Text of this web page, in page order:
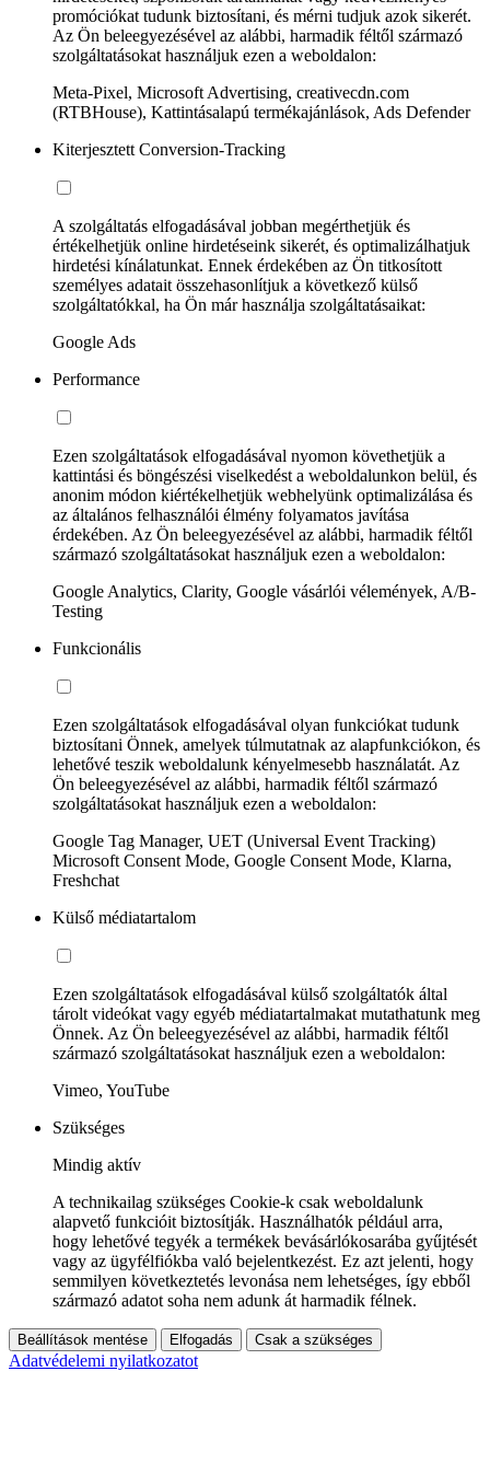
promóciókat tudunk biztosítani, és mérni tudjuk azok sikerét.
Az Ön beleegyezésével az alábbi, harmadik féltől származó
szolgáltatásokat használjuk ezen a weboldalon:
Meta-Pixel, Microsoft Advertising, creativecdn.com
(RTBHouse), Kattintásalapú termékajánlások, Ads Defender
Kiterjesztett Conversion-Tracking
A szolgáltatás elfogadásával jobban megérthetjük és
értékelhetjük online hirdetéseink sikerét, és optimalizálhatjuk
hirdetési kínálatunkat. Ennek érdekében az Ön titkosított
személyes adatait összehasonlítjuk a következő külső
szolgáltatókkal, ha Ön már használja szolgáltatásaikat:
Google Ads
Performance
Ezen szolgáltatások elfogadásával nyomon követhetjük a
kattintási és böngészési viselkedést a weboldalunkon belül, és
anonim módon kiértékelhetjük webhelyünk optimalizálása és
az általános felhasználói élmény folyamatos javítása
érdekében. Az Ön beleegyezésével az alábbi, harmadik féltől
származó szolgáltatásokat használjuk ezen a weboldalon:
Google Analytics, Clarity, Google vásárlói vélemények, A/B-
Testing
Funkcionális
Ezen szolgáltatások elfogadásával olyan funkciókat tudunk
biztosítani Önnek, amelyek túlmutatnak az alapfunkciókon, és
lehetővé teszik weboldalunk kényelmesebb használatát. Az
Ön beleegyezésével az alábbi, harmadik féltől származó
szolgáltatásokat használjuk ezen a weboldalon:
Google Tag Manager, UET (Universal Event Tracking)
Microsoft Consent Mode, Google Consent Mode, Klarna,
Freshchat
Külső médiatartalom
Ezen szolgáltatások elfogadásával külső szolgáltatók által
tárolt videókat vagy egyéb médiatartalmakat mutathatunk meg
Önnek. Az Ön beleegyezésével az alábbi, harmadik féltől
származó szolgáltatásokat használjuk ezen a weboldalon:
Vimeo, YouTube
Szükséges
Mindig aktív
A technikailag szükséges Cookie-k csak weboldalunk
alapvető funkcióit biztosítják. Használhatók például arra,
hogy lehetővé tegyék a termékek bevásárlókosarába gyűjtését
vagy az ügyfélfiókba való bejelentkezést. Ez azt jelenti, hogy
semmilyen következtetés levonása nem lehetséges, így ebből
származó adatot soha nem adunk át harmadik félnek.
Beállítások mentése Elfogadás Csak a szükséges
Adatvédelemi nyilatkozatot